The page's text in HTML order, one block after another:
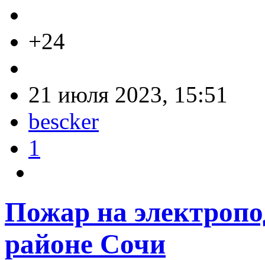
+24
21 июля 2023, 15:51
bescker
1
Пожар на
районе Сочи